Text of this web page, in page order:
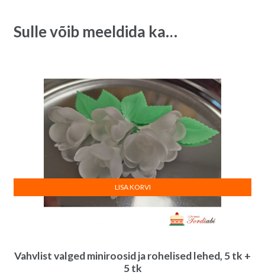
e
Sulle võib meeldida ka…
Vahvlist valged miniroosid ja rohelised lehed, 5 tk +
5 tk
LISA KORVI